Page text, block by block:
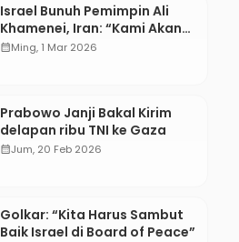
Israel Bunuh Pemimpin Ali
Khamenei, Iran: “Kami Akan
Balas!”
calendar_monthMing, 1 Mar 2026
Prabowo Janji Bakal Kirim
delapan ribu TNI ke Gaza
calendar_monthJum, 20 Feb 2026
Golkar: “Kita Harus Sambut
Baik Israel di Board of Peace”